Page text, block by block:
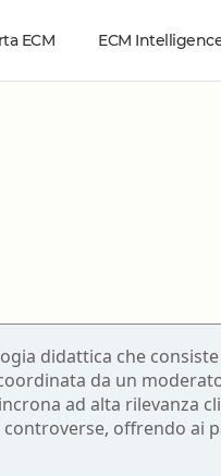
Infermiere pediatrico
Logopedista
Medico Chirurgo
ECM ECM
Guida ai
didattica che
da un
ad alta rilevanza
offrendo ai